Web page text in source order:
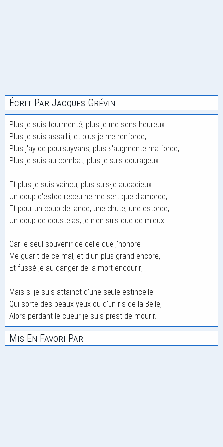
Écrit Par Jacques Grévin
Plus je suis tourmenté, plus je me sens heureux
Plus je suis assailli, et plus je me renforce,
Plus j'ay de poursuyvans, plus s'augmente ma force,
Plus je suis au combat, plus je suis courageux.
Et plus je suis vaincu, plus suis-je audacieux :
Un coup d'estoc receu ne me sert que d'amorce,
Et pour un coup de lance, une chute, une estorce,
Un coup de coustelas, je n'en suis que de mieux.
Car le seul souvenir de celle que j'honore
Me guarit de ce mal, et d'un plus grand encore,
Et fussé-je au danger de la mort encourir;
Mais si je suis attainct d'une seule estincelle
Qui sorte des beaux yeux ou d'un ris de la Belle,
Alors perdant le cueur je suis prest de mourir.
Mis En Favori Par